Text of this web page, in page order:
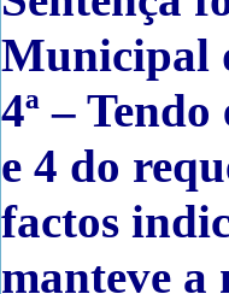
Municipal
4ª –
e 4 do
factos
manteve a